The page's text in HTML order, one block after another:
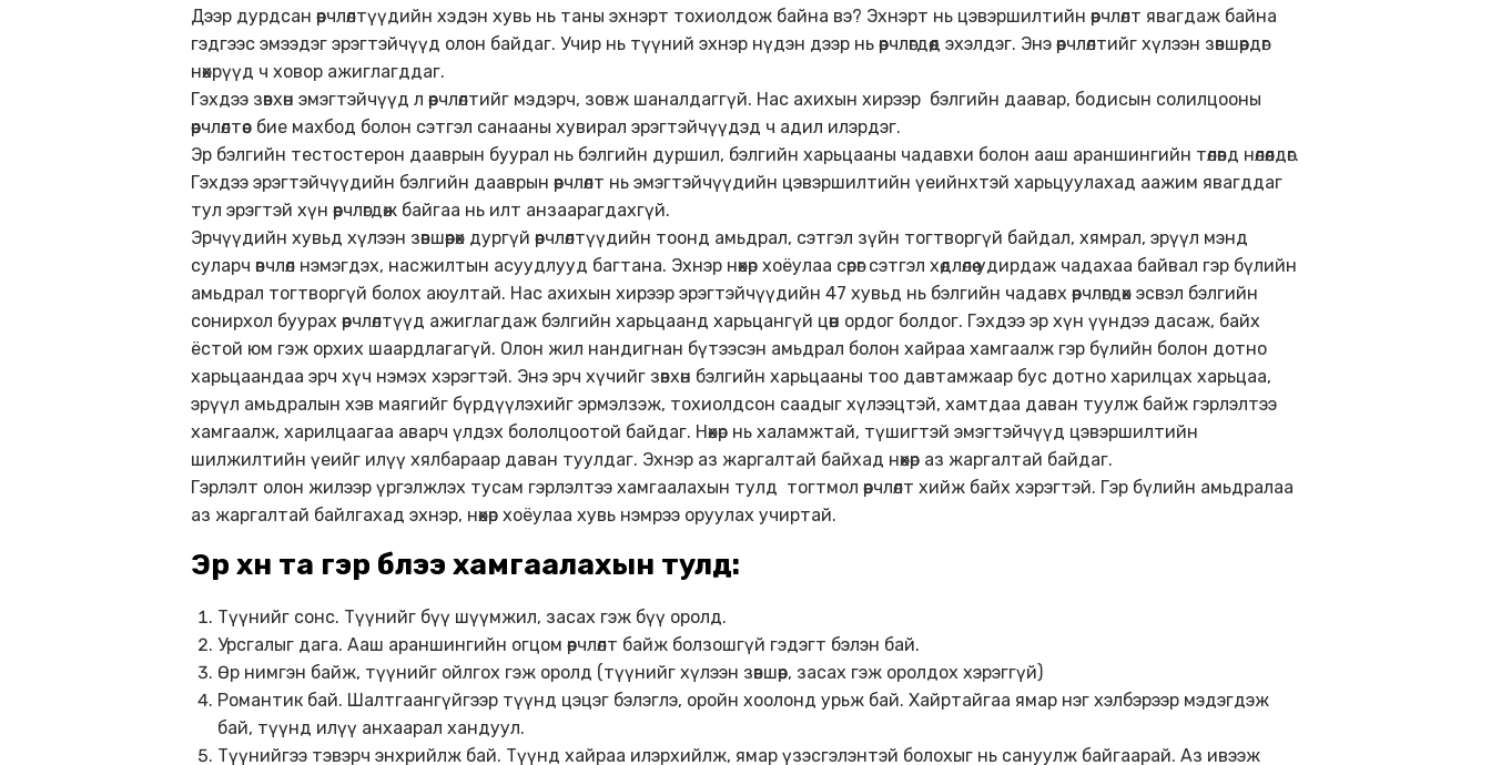
Дээр дурдсан өөрчлөлтүүдийн хэдэн хувь нь таны эхнэрт тохиолдож байна вэ? Эхнэрт нь цэвэршилтийн өөрчлөлт явагдаж байна
гэдгээс эмээдэг эрэгтэйчүүд олон байдаг. Учир нь түүний эхнэр нүдэн дээр нь өөрчлөгдөөд эхэлдэг. Энэ өөрчлөлтийг хүлээн зөвшөөрдөг
нөхрүүд ч ховор ажиглагддаг.
Гэхдээ зөвхөн эмэгтэйчүүд л өөрчлөлтийг мэдэрч, зовж шаналдаггүй. Нас ахихын хирээр бэлгийн даавар, бодисын солилцооны
өөрчлөлтөөс бие махбод болон сэтгэл санааны хувирал эрэгтэйчүүдэд ч адил илэрдэг.
Эр бэлгийн тестостерон дааврын буурал нь бэлгийн дуршил, бэлгийн харьцааны чадавхи болон ааш араншингийн төлөвд нөлөөлдөг.
Гэхдээ эрэгтэйчүүдийн бэлгийн дааврын өөрчлөлт нь эмэгтэйчүүдийн цэвэршилтийн үеийнхтэй харьцуулахад аажим явагддаг
тул эрэгтэй хүн өөрчлөгдөж байгаа нь илт анзаарагдахгүй.
Эрчүүдийн хувьд хүлээн зөвшөөрөх дургүй өөрчлөлтүүдийн тоонд амьдрал, сэтгэл зүйн тогтворгүй байдал, хямрал, эрүүл мэнд
суларч өвчлөл нэмэгдэх, насжилтын асуудлууд багтана. Эхнэр нөхөр хоёулаа сөрөг сэтгэл хөдлөлөө удирдаж чадахаа байвал гэр бүлийн
амьдрал тогтворгүй болох аюултай. Нас ахихын хирээр эрэгтэйчүүдийн 47 хувьд нь бэлгийн чадавх өөрчлөгдөх эсвэл бэлгийн
сонирхол буурах өөрчлөлтүүд ажиглагдаж бэлгийн харьцаанд харьцангүй цөөн ордог болдог. Гэхдээ эр хүн үүндээ дасаж, байх
ёстой юм гэж орхих шаардлагагүй. Олон жил нандигнан бүтээсэн амьдрал болон хайраа хамгаалж гэр бүлийн болон дотно
харьцаандаа эрч хүч нэмэх хэрэгтэй. Энэ эрч хүчийг зөвхөн бэлгийн харьцааны тоо давтамжаар бус дотно харилцах харьцаа,
эрүүл амьдралын хэв маягийг бүрдүүлэхийг эрмэлзэж, тохиолдсон саадыг хүлээцтэй, хамтдаа даван туулж байж гэрлэлтээ
хамгаалж, харилцаагаа аварч үлдэх бололцоотой байдаг. Нөхөр нь халамжтай, түшигтэй эмэгтэйчүүд цэвэршилтийн
шилжилтийн үеийг илүү хялбараар даван туулдаг. Эхнэр аз жаргалтай байхад нөхөр аз жаргалтай байдаг.
Гэрлэлт олон жилээр үргэлжлэх тусам гэрлэлтээ хамгаалахын тулд тогтмол өөрчлөлт хийж байх хэрэгтэй. Гэр бүлийн амьдралаа
аз жаргалтай байлгахад эхнэр, нөхөр хоёулаа хувь нэмрээ оруулах учиртай.
Эр хүн та гэр бүлээ хамгаалахын тулд:
Түүнийг сонс. Түүнийг бүү шүүмжил, засах гэж бүү оролд.
Урсгалыг дага. Ааш араншингийн огцом өөрчлөлт байж болзошгүй гэдэгт бэлэн бай.
Өр нимгэн байж, түүнийг ойлгох гэж оролд (түүнийг хүлээн зөвшөөр, засах гэж оролдох хэрэггүй)
Романтик бай. Шалтгаангүйгээр түүнд цэцэг бэлэглэ, оройн хоолонд урьж бай. Хайртайгаа ямар нэг хэлбэрээр мэдэгдэж
бай, түүнд илүү анхаарал хандуул.
Түүнийгээ тэвэрч энхрийлж бай. Түүнд хайраа илэрхийлж, ямар үзэсгэлэнтэй болохыг нь сануулж байгаарай. Аз ивээж